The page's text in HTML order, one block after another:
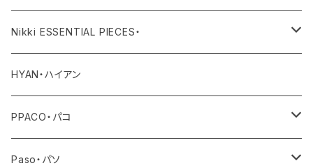
その他
ワンピース・サロペット
その他
ボトム
デニム
ワンピース・サロペット
その他
その他
バッグ
その他
Nikki ESSENTIAL PIECES・
アウター
トップス
ボトム
HYAN・ハイアン
PPACO・パコ
シューズ
Paso・パソ